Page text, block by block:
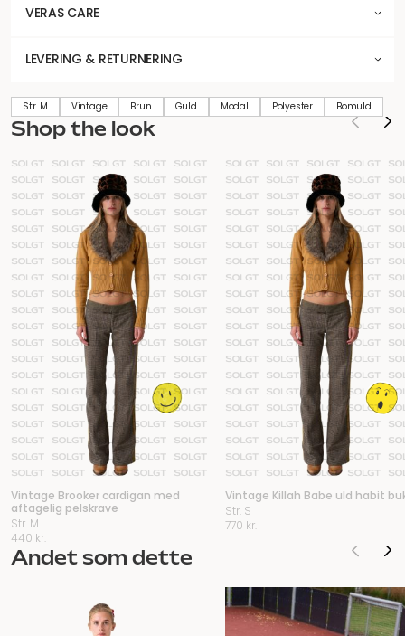
VERAS CARE
LEVERING & RETURNERING
Str. M Vintage Brun Guld Modal Polyester Bomuld
Shop the look
Vintage Brooker cardigan med
aftagelig pelskrave
Str. M
440 kr.
Vintage Killah Babe uld habit
Str. S
770 kr.
Andet som dette